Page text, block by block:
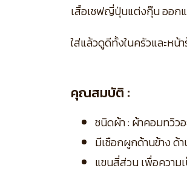
เสื้อเชฟญี่ปุ่นแต่งกุ๊น ออกแ
ใส่แล้วดูดีทั้งในครัวและหน้
คุณสมบัติ :
ชนิดผ้า : ผ้าคอมทวิว
มีเชือกผูกด้านข้าง ด้
แขนสี่ส่วน เพื่อความ